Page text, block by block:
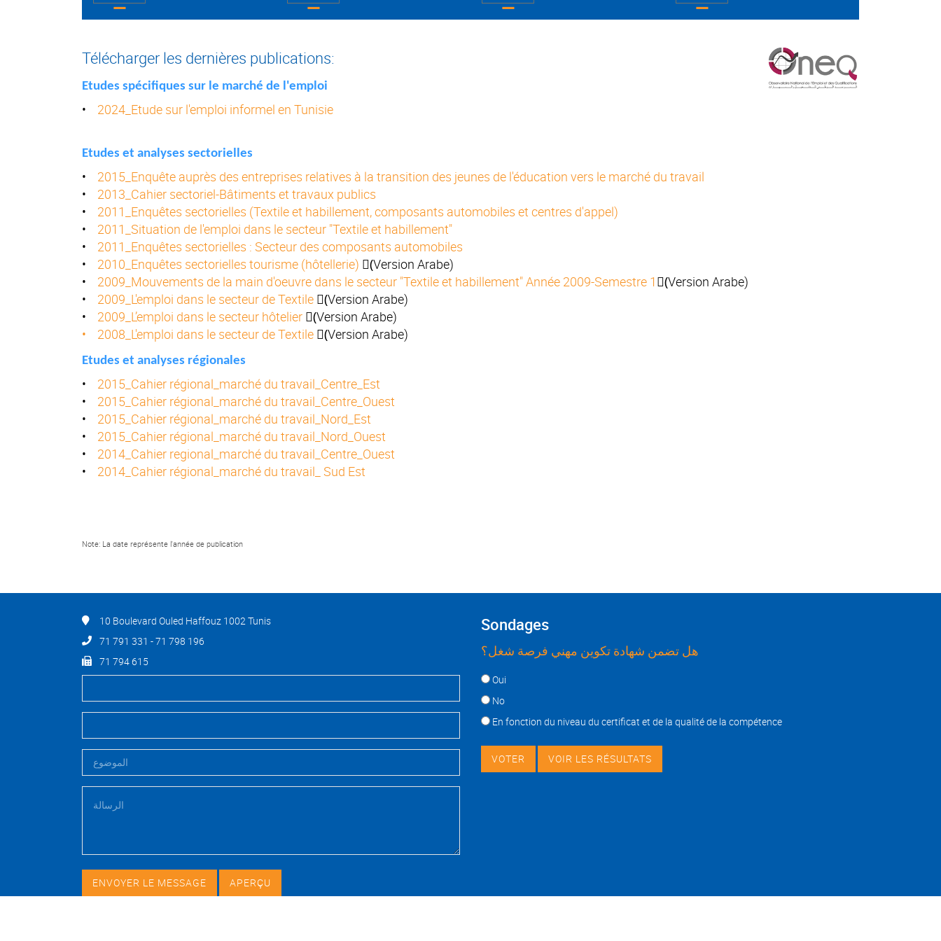
Télécharger les dernières publications:
Etudes spécifiques sur le marché de l'emploi
• 2024_Etude sur l'emploi informel en Tunisie
Etudes et analyses sectorielles
• 2015_Enquête auprès des entreprises relatives à la transition des jeunes de l'éducation vers le marché du travail
• 2013_Cahier sectoriel-Bâtiments et travaux publics
• 2011_Enquêtes sectorielles (Textile et habillement, composants automobiles et centres d'appel)
• 2011_Situation de l'emploi dans le secteur "Textile et habillement"
• 2011_Enquêtes sectorielles : Secteur des composants automobiles
• 2010_Enquêtes sectorielles tourisme (hôtellerie) (ٍVersion Arabe)
• 2009_Mouvements de la main d'oeuvre dans le secteur "Textile et habillement" Année 2009-Semestre 1 (ٍVersion Arabe)
• 2009_L'emploi dans le secteur de Textile (ٍVersion Arabe)
• 2009_L’emploi dans le secteur hôtelier (ٍVersion Arabe)
• 2008_L'emploi dans le secteur de Textile (ٍVersion Arabe)
Etudes et analyses régionales
• 2015_Cahier régional_marché du travail_Centre_Est
• 2015_Cahier régional_marché du travail_Centre_Ouest
• 2015_Cahier régional_marché du travail_Nord_Est
• 2015_Cahier régional_marché du travail_Nord_Ouest
• 2014_Cahier regional_marché du travail_Centre_Ouest
• 2014_Cahier régional_marché du travail_ Sud Est
Note: La date représente l'année de publication
10 Boulevard Ouled Haffouz 1002 Tunis
71 791 331 - 71 798 196
71 794 615
Sondages
هل تضمن شهادة تكوين مهني فرصة شغل؟
Choices
Oui
No
En fonction du niveau du certificat et de la qualité de la compétence